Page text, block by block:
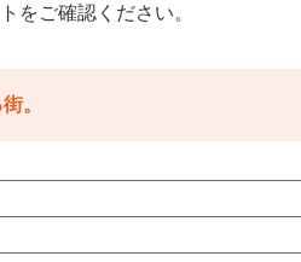
をご確認ください。
。